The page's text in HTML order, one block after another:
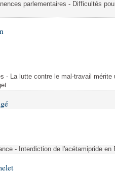
parlementaires - Difficultés
- La lutte contre le mal-travail mérite
- Interdiction de l'acétamipride en